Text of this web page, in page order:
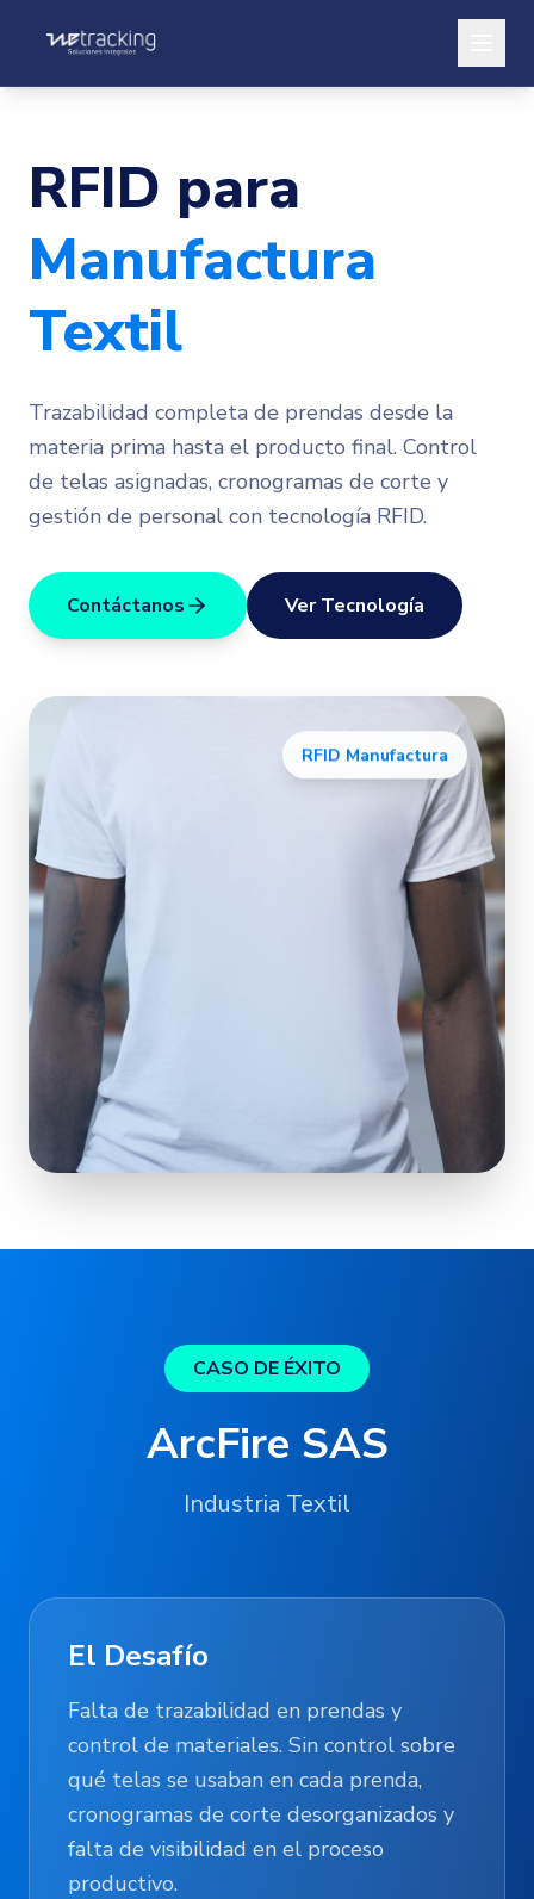
Clubes
Bodegas
SOLUCIONES
Locativos
Inventarios
Academia WeTracking
Tecnología RFID
RFID para
Manufactura
Textil
Trazabilidad completa de prendas desde la
materia prima hasta el producto final. Control
de telas asignadas, cronogramas de corte y
gestión de personal con tecnología RFID.
Contáctanos Ver Tecnología
RFID Manufactura
CASO DE ÉXITO
ArcFire SAS
Industria Textil
El Desafío
Falta de trazabilidad en prendas y
control de materiales. Sin control sobre
qué telas se usaban en cada prenda,
cronogramas de corte desorganizados y
falta de visibilidad en el proceso
productivo.